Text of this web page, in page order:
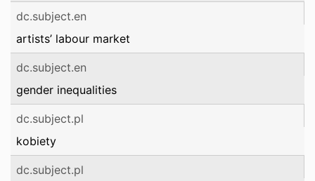
dc.subject.en
artists’ labour market
dc.subject.en
gender inequalities
dc.subject.pl
kobiety
dc.subject.pl